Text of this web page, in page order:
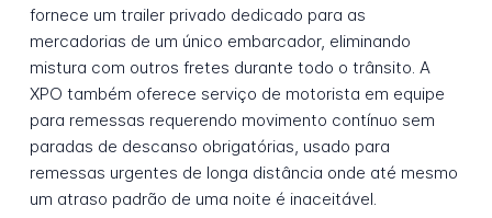
fornece um trailer privado dedicado para as
mercadorias de um único embarcador, eliminando
mistura com outros fretes durante todo o trânsito. A
XPO também oferece serviço de motorista em equipe
para remessas requerendo movimento contínuo sem
paradas de descanso obrigatórias, usado para
remessas urgentes de longa distância onde até mesmo
um atraso padrão de uma noite é inaceitável.